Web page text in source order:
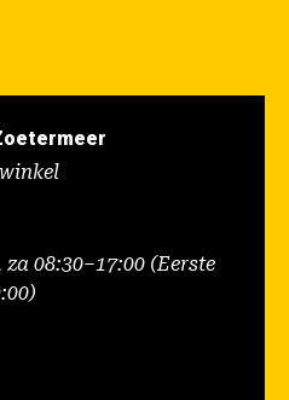
08:30–17:00 (Eerste